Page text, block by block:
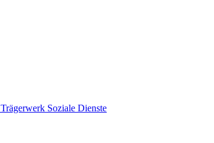
Trägerwerk Soziale Dienste